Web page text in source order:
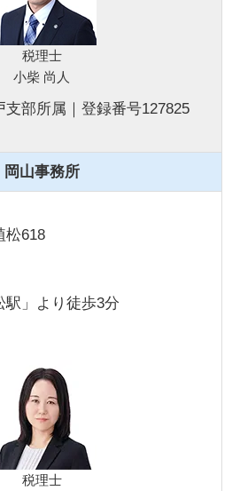
税理士
小柴 尚人
支部所属｜登録番号127825
岡山事務所
松618
」より徒歩3分
税理士